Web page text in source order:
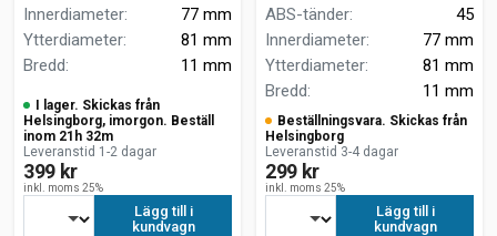
Innerdiameter:
77 mm
Ytterdiameter:
81 mm
Bredd: 11 mm
I lager. Skickas från
Helsingborg, imorgon. Beställ
inom 21h 32m
Leveranstid 1-2 dagar
399 kr
inkl. moms 25%
Lägg till i
kundvagn
ABS-tänder:
45
Innerdiameter:
77 mm
Ytterdiameter:
81 mm
Bredd: 11 mm
Beställningsvara. Skickas från
Helsingborg
Leveranstid 3-4 dagar
299 kr
inkl. moms 25%
Lägg till i
kundvagn